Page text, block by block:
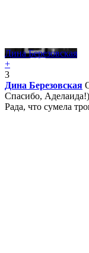
Дина Березовская
+
3
Дина Березовская
Спасибо, Аделаида!)
Рада, что сумела